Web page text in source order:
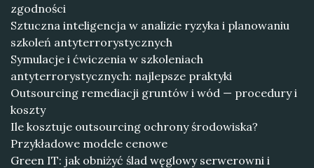
zgodności
Sztuczna inteligencja w analizie ryzyka i planowaniu
szkoleń antyterrorystycznych
Symulacje i ćwiczenia w szkoleniach
antyterrorystycznych: najlepsze praktyki
Outsourcing remediacji gruntów i wód — procedury i
koszty
Ile kosztuje outsourcing ochrony środowiska?
Przykładowe modele cenowe
Green IT: jak obniżyć ślad węglowy serwerowni i